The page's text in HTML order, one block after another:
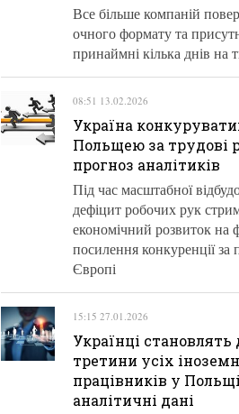
Все більше компаній
очного формату та
принаймні кілька днів на
08:51 13.02.2026
Україна
Польщею за трудові
прогноз аналітиків
Під час масштабної
дефіцит робочих рук
економічний розвиток на
посилення конкуренції за
Європі
15:15 27.01.2026
Українці становлять
третини усіх
працівників у
аналітичні дані